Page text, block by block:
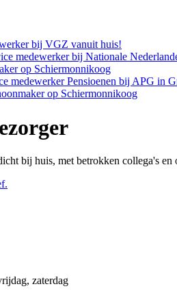
bij VGZ vanuit huis!
medewerker bij Nationale
op Schiermonnikoog
medewerker Pensioenen bij APG in
op Schiermonnikoog
bij huis, met betrokken collega's
zaterdag